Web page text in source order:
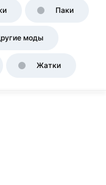
Паки
моды
Жатки